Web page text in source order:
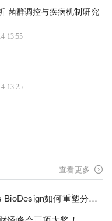
菌群调控与疾病机制研究
13:55
13:25
查看更多
从DNA设计到药物创新：Signals BioDesign如何重塑分子生物学研发生态！